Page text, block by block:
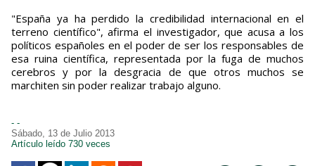
"España ya ha perdido la credibilidad internacional en el
terreno científico", afirma el investigador, que acusa a los
políticos españoles en el poder de ser los responsables de
esa ruina científica, representada por la fuga de muchos
cerebros y por la desgracia de que otros muchos se
marchiten sin poder realizar trabajo alguno.
- -
Sábado, 13 de Julio 2013
Artículo leído 730 veces